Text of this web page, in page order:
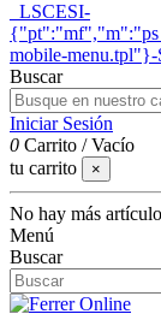
_LSCESI-
mobile-menu.tpl"}-
Buscar
Iniciar Sesión
0 Carrito /Vacío
tu carrito
×
No hay más
Menú
Buscar